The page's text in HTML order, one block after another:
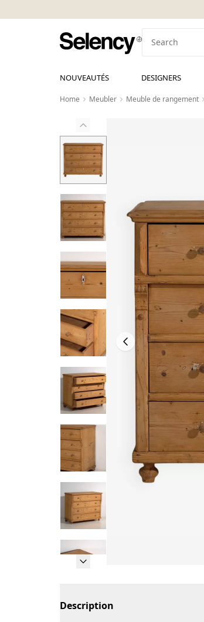
NOUVEAUTÉS DESIGNERS
Home Meubler Meuble de rangement
Description